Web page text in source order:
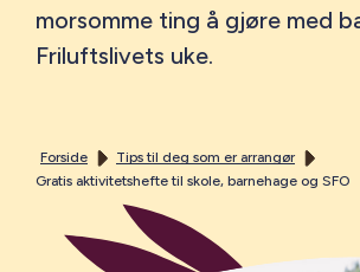
morsomme ting å gjøre med
Friluftslivets uke.
Forside
Tips til deg som er arrangør
Gratis aktivitetshefte til skole, barnehage og SFO